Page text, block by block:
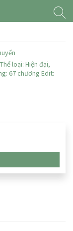
loại: Hiện đại,
67 chương Edit: